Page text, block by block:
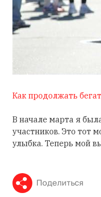
Как продолжать
В начале марта я
участников. Это тот
улыбка. Теперь мой
Поделиться